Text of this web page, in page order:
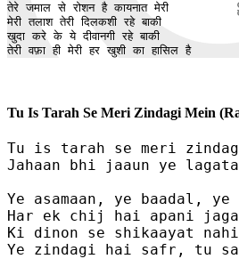
तेरे जमाल से रोशन है कायनात मेरी
मेरी तलाश तेरी दिलकशी रहे बाकी
खुदा करे के ये दीवानगी रहे बाकी
तेरी वफ़ा ही मेरी हर खुशी का हासिल है
Tu Is Tarah Se Meri Zindagi Mein
Tu is tarah se meri
Jahaan bhi jaaun ye
Ye asamaan, ye baadal,
Har ek chij hai apani
Ki dinon se shikaayat
Ye zindagi hai safr, tu